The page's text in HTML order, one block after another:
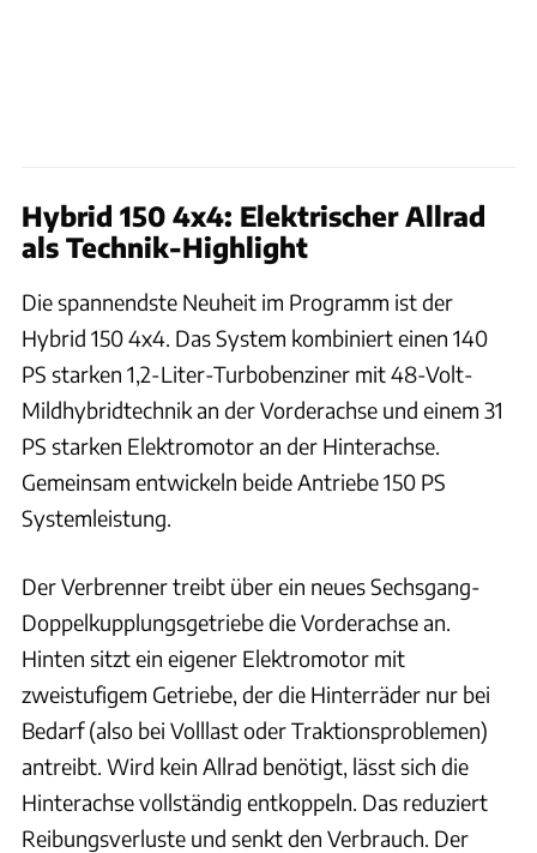
Hybrid 150 4x4: Elektrischer Allrad
als Technik-Highlight
Die spannendste Neuheit im Programm ist der
Hybrid 150 4x4. Das System kombiniert einen 140
PS starken 1,2-Liter-Turbobenziner mit 48-Volt-
Mildhybridtechnik an der Vorderachse und einem 31
PS starken Elektromotor an der Hinterachse.
Gemeinsam entwickeln beide Antriebe 150 PS
Systemleistung.
Der Verbrenner treibt über ein neues Sechsgang-
Doppelkupplungsgetriebe die Vorderachse an.
Hinten sitzt ein eigener Elektromotor mit
zweistufigem Getriebe, der die Hinterräder nur bei
Bedarf (also bei Volllast oder Traktionsproblemen)
antreibt. Wird kein Allrad benötigt, lässt sich die
Hinterachse vollständig entkoppeln. Das reduziert
Reibungsverluste und senkt den Verbrauch. Der